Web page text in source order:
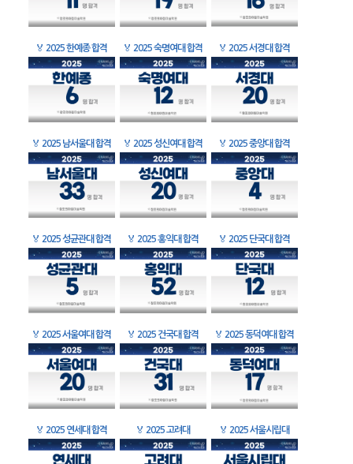
🏅 2025 한예종 합격 🏅 2025 숙명여대 합격 🏅 2025 서경대 합격
🏅 2025 남서울대 합격 🏅 2025 성신여대 합격 🏅 2025 중앙대 합격
🏅 2025 성균관대 합격 🏅 2025 홍익대 합격 🏅 2025 단국대 합격
🏅 2025 서울여대 합격 🏅 2025 건국대 합격 🏅 2025 동덕여대 합격
🏅 2025 연세대 합격 🏅 2025 고려대 🏅 2025 서울시립대